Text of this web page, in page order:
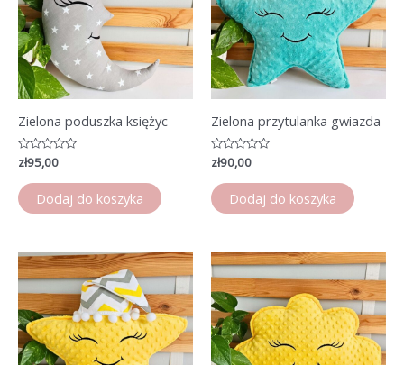
Zielona poduszka księżyc
Oceniono
0
na
5
zł95,00
Dodaj do koszyka
Zielona przytulanka gwiazda
Oceniono
0
na
5
zł90,00
Dodaj do koszyka